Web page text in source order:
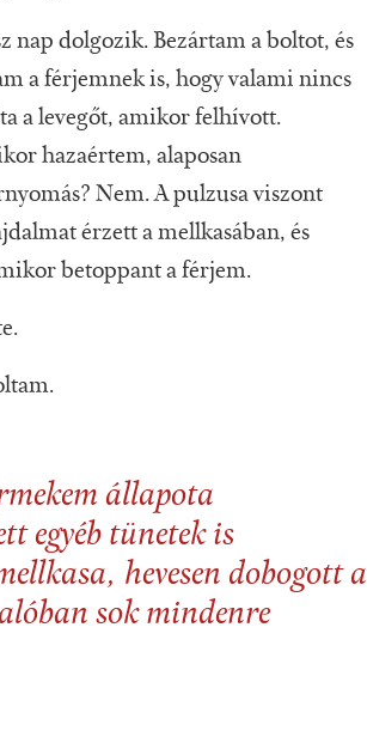
nap dolgozik. Bezártam a boltot, és
a férjemnek is, hogy valami nincs
a levegőt, amikor felhívott.
hazaértem, alaposan
Nem. A pulzusa viszont
érzett a mellkasában, és
betoppant a férjem.
állapota
egyéb tünetek is
hevesen dobogott a
sok mindenre